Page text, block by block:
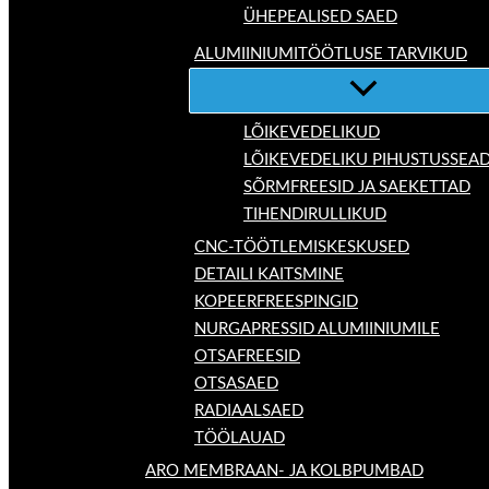
ÜHEPEALISED SAED
ALUMIINIUMITÖÖTLUSE TARVIKUD
LÕIKEVEDELIKUD
LÕIKEVEDELIKU
SÕRMFREESID JA SAEKETTAD
TIHENDIRULLIKUD
CNC-TÖÖTLEMISKESKUSED
DETAILI KAITSMINE
KOPEERFREESPINGID
NURGAPRESSID ALUMIINIUMILE
OTSAFREESID
OTSASAED
RADIAALSAED
TÖÖLAUAD
ARO MEMBRAAN- JA KOLBPUMBAD